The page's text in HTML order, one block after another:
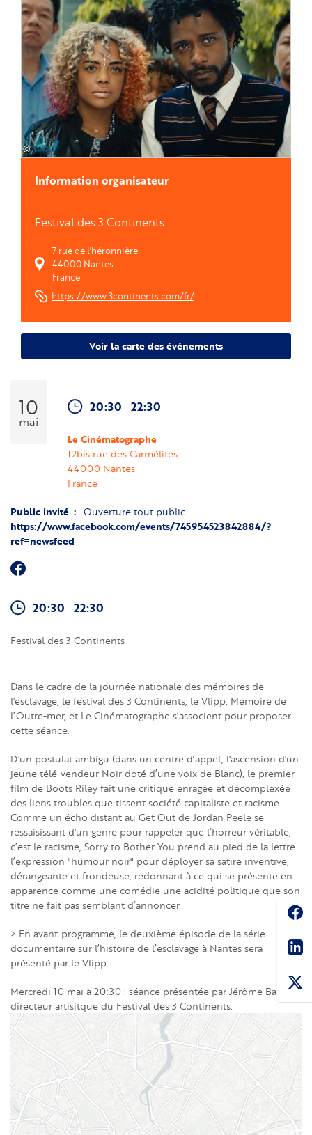
©
Information organisateur
Festival des 3 Continents
7 rue de l'héronnière
44000 Nantes
France
https://www.3continents.com/fr/
Voir la carte des événements
10
mai
20:30 - 22:30
Le Cinématographe
12bis rue des Carmélites
44000 Nantes
France
Public invité Ouverture tout public
https://www.facebook.com/events/745954523842884/?
ref=newsfeed
20:30 - 22:30
Festival des 3 Continents
Dans le cadre de la journée nationale des mémoires de
l'esclavage, le festival des 3 Continents, le Vlipp, Mémoire de
l’Outre-mer, et Le Cinématographe s’associent pour proposer
cette séance.
D'un postulat ambigu (dans un centre d’appel, l'ascension d'un
jeune télé-vendeur Noir doté d’une voix de Blanc), le premier
film de Boots Riley fait une critique enragée et décomplexée
des liens troubles que tissent société capitaliste et racisme.
Comme un écho distant au Get Out de Jordan Peele se
ressaisissant d'un genre pour rappeler que l’horreur véritable,
c’est le racisme, Sorry to Bother You prend au pied de la lettre
l’expression "humour noir" pour déployer sa satire inventive,
dérangeante et frondeuse, redonnant à ce qui se présente en
apparence comme une comédie une acidité politique que son
titre ne fait pas semblant d’annoncer.
> En avant-programme, le deuxième épisode de la série
documentaire sur l’histoire de l’esclavage à Nantes sera
présenté par le Vlipp.
Mercredi 10 mai à 20:30 : séance présentée par Jérôme Baron,
directeur artisitque du Festival des 3 Continents.